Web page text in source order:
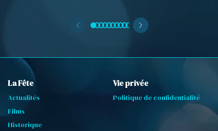
La Fête
Actualités
Films
Historique
Vie privée
Politique de confidentialité